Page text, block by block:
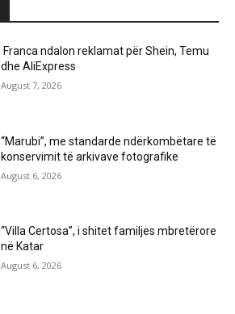
Franca ndalon reklamat për Shein, Temu
dhe AliExpress
August 7, 2026
“Marubi”, me standarde ndërkombëtare të
konservimit të arkivave fotografike
August 6, 2026
“Villa Certosa”, i shitet familjes mbretërore
në Katar
August 6, 2026